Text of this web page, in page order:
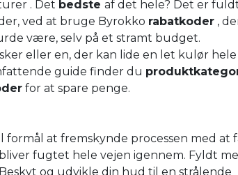
. Det bedste af det hele? Det er
ved at bruge Byrokko rabatkoder ,
være, selv på et stramt budget.
eller en, der kan lide en let kulør hele
guide finder du
for at spare penge.
formål at fremskynde processen med at
fugtet hele vejen igennem. Fyldt
og udvikle din hud til en strålende